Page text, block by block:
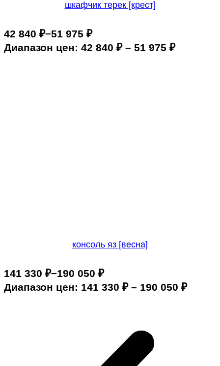
шкафчик терек [крест]
42 840 ₽–51 975 ₽
Диапазон цен: 42 840 ₽ – 51 975 ₽
консоль яз [весна]
141 330 ₽–190 050 ₽
Диапазон цен: 141 330 ₽ – 190 050 ₽